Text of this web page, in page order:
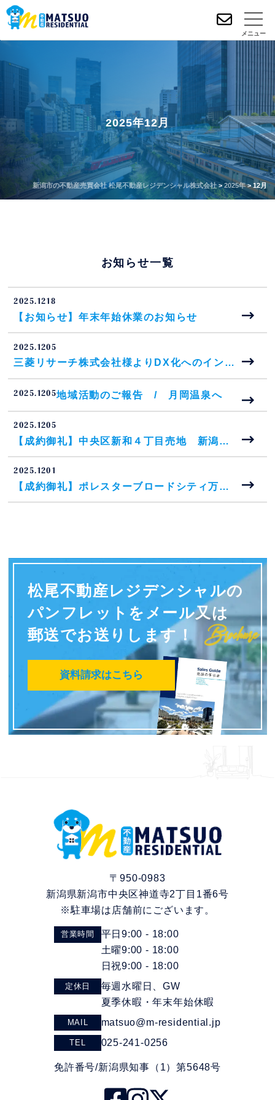
メニュー
2025年12月
新潟市の不動産売買会社 松尾不動産レジデンシャル株式会社>2025年>12月
お知らせ一覧
2025.1218
【お知らせ】年末年始休業のお知らせ
2025.1205
三菱リサーチ株式会社様よりDX化へのインタ
ビューを受けました。 新潟市 不動産
2025.1205地域活動のご報告 / 月岡温泉へ
2025.1205
【成約御礼】中央区新和４丁目売地 新潟
市 不動産
2025.1201
【成約御礼】ポレスターブロードシティ万
代 マンション 新潟市 不動産
松尾不動産レジデンシャルの
パンフレットを メール又は
郵送でお送りします！
Brochure
資料請求はこちら
〒950-0983
新潟県新潟市中央区神道寺2丁目1番6号
※駐車場は店舗前にございます。
営業時間
平日9:00 - 18:00
土曜9:00 - 18:00
日祝9:00 - 18:00
定休日
毎週水曜日、GW
夏季休暇・年末年始休暇
MAIL matsuo@m-residential.jp
TEL 025-241-0256
免許番号/新潟県知事（1）第5648号